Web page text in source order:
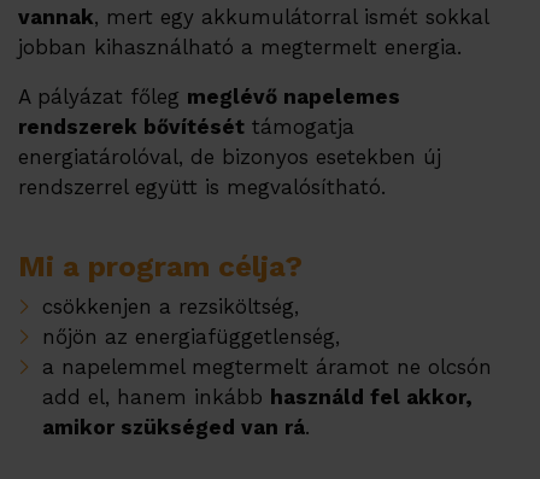
vannak, mert egy akkumulátorral ismét sokkal
jobban kihasználható a megtermelt energia.
A pályázat főleg meglévő napelemes
rendszerek bővítését támogatja
energiatárolóval, de bizonyos esetekben új
rendszerrel együtt is megvalósítható.
Mi a program célja?
csökkenjen a rezsiköltség,
nőjön az energiafüggetlenség,
a napelemmel megtermelt áramot ne olcsón
add el, hanem inkább használd fel akkor,
amikor szükséged van rá.
Kik vagyunk?
Hírek
Partnereink
Karrier
Disztribútoraink
Kapcsolat